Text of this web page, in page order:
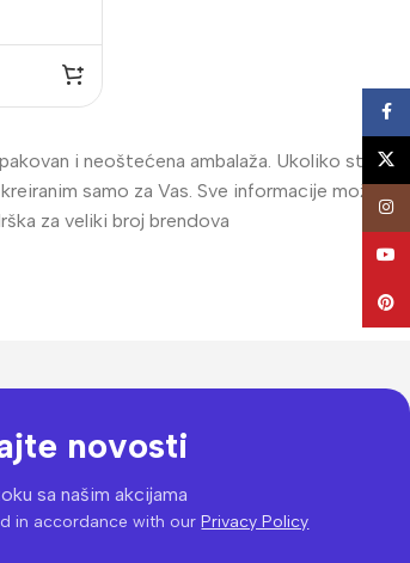
i neoštećena ambalaža. Ukoliko ste
samo za Vas. Sve informacije možete
za veliki broj brendova
novosti
sa našim akcijama
in accordance with ourPrivacy Policy